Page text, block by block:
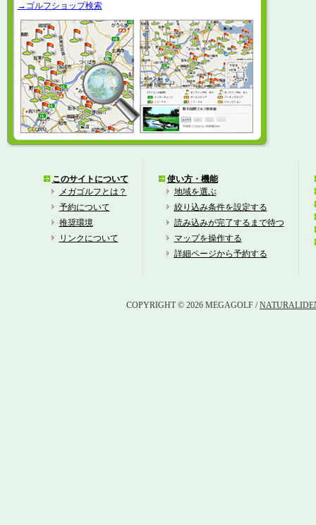
→ゴルフショップ検索
このサイトについて
メガゴルフとは？
予約について
推奨環境
リンクについて
使い方・機能
地域を選ぶ
絞り込み条件を設定する
読み込みが完了するまで待つ
マップを操作する
詳細ページから予約する
COPYRIGHT © 2026 MEGAGOLF /